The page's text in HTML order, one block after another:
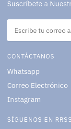
Suscríbete a
CONTÁCTANOS
Whatsapp
Correo Electrónico
Instagram
SÍGUENOS EN RRSS